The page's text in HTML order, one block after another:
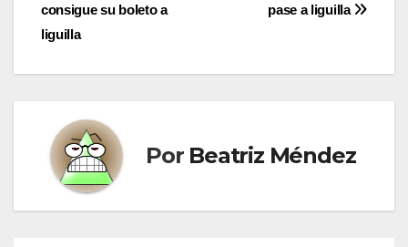
entradas
pase a liguilla
consigue su boleto a
liguilla
Por Beatriz Méndez